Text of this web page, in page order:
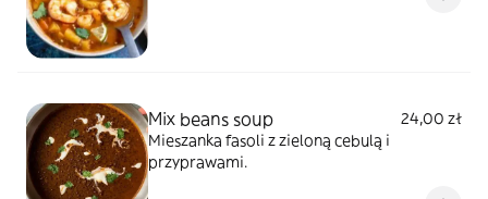
Mix beans soup
24,00 zł
Mieszanka fasoli z zieloną cebulą i
przyprawami.